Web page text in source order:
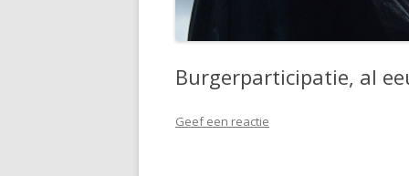
Burgerparticipatie, al
Geef een reactie